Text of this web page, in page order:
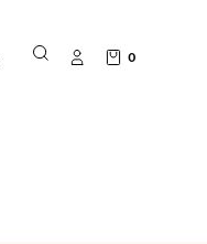
0